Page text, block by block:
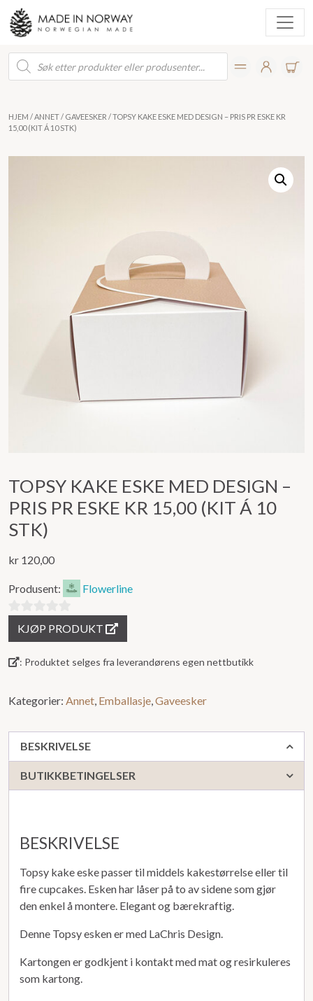
Products
search
HJEM /ANNET/ GAVEESKER / TOPSY KAKE ESKE MED DESIGN – PRIS PR ESKE KR
15,00 (KIT Á 10 STK)
TOPSY KAKE ESKE MED DESIGN –
PRIS PR ESKE KR 15,00 (KIT Á 10
STK)
kr 120,00
Produsent: Flowerline
ut
av
KJØP PRODUKT
: Produktet selges fra leverandørens egen nettbutikk
Kategorier: Annet Emballasje Gaveesker
BESKRIVELSE
BUTIKKBETINGELSER
BESKRIVELSE
Topsy kake eske passer til middels kakestørrelse eller til
fire cupcakes. Esken har låser på to av sidene som gjør
den enkel å montere. Elegant og bærekraftig.
Denne Topsy esken er med LaChris Design.
Kartongen er godkjent i kontakt med mat og resirkuleres
som kartong.